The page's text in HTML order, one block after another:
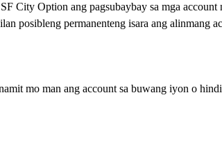
City Option ang pagsubaybay sa mga
posibleng permanenteng isara ang alinmang
mo man ang account sa buwang iyon o